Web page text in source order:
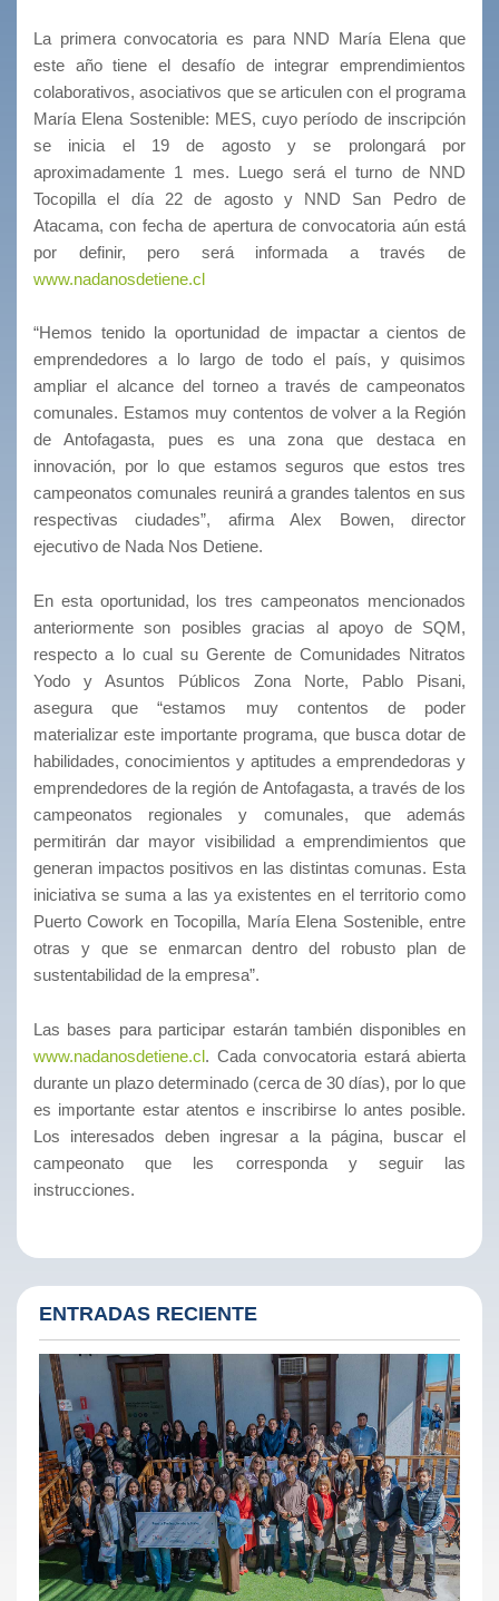
La primera convocatoria es para NND María Elena que
este año tiene el desafío de integrar emprendimientos
colaborativos, asociativos que se articulen con el programa
María Elena Sostenible: MES, cuyo período de inscripción
se inicia el 19 de agosto y se prolongará por
aproximadamente 1 mes. Luego será el turno de NND
Tocopilla el día 22 de agosto y NND San Pedro de
Atacama, con fecha de apertura de convocatoria aún está
por definir, pero será informada a través de
www.nadanosdetiene.cl
“Hemos tenido la oportunidad de impactar a cientos de
emprendedores a lo largo de todo el país, y quisimos
ampliar el alcance del torneo a través de campeonatos
comunales. Estamos muy contentos de volver a la Región
de Antofagasta, pues es una zona que destaca en
innovación, por lo que estamos seguros que estos tres
campeonatos comunales reunirá a grandes talentos en sus
respectivas ciudades”, afirma Alex Bowen, director
ejecutivo de Nada Nos Detiene.
En esta oportunidad, los tres campeonatos mencionados
anteriormente son posibles gracias al apoyo de SQM,
respecto a lo cual su Gerente de Comunidades Nitratos
Yodo y Asuntos Públicos Zona Norte, Pablo Pisani,
asegura que “estamos muy contentos de poder
materializar este importante programa, que busca dotar de
habilidades, conocimientos y aptitudes a emprendedoras y
emprendedores de la región de Antofagasta, a través de los
campeonatos regionales y comunales, que además
permitirán dar mayor visibilidad a emprendimientos que
generan impactos positivos en las distintas comunas. Esta
iniciativa se suma a las ya existentes en el territorio como
Puerto Cowork en Tocopilla, María Elena Sostenible, entre
otras y que se enmarcan dentro del robusto plan de
sustentabilidad de la empresa”.
Las bases para participar estarán también disponibles en
www.nadanosdetiene.cl. Cada convocatoria estará abierta
durante un plazo determinado (cerca de 30 días), por lo que
es importante estar atentos e inscribirse lo antes posible.
Los interesados deben ingresar a la página, buscar el
campeonato que les corresponda y seguir las
instrucciones.
ENTRADAS RECIENTE